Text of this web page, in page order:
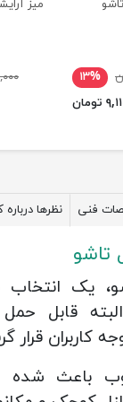
۱۳%
میز
فنی نظرها درباره
تاشو
یک انتخاب
قابل
کاربران قرار
باعث شده